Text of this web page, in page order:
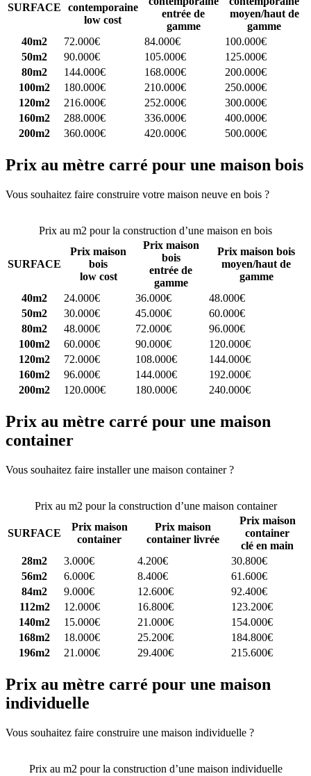
SURFACE
contemporaine
low cost
entrée de
gamme
moyen/haut de
gamme
40m2
72.000€ 84.000€
100.000€
50m2
90.000€ 105.000€
125.000€
80m2
144.000€ 168.000€
200.000€
100m2
180.000€ 210.000€
250.000€
120m2
216.000€ 252.000€
300.000€
160m2
288.000€ 336.000€
400.000€
200m2
360.000€ 420.000€ 500.000€
Prix au mètre carré pour une maison bois
Vous souhaitez faire construire votre maison neuve en bois ?
Prix au m2 pour la construction d’une maison en bois
SURFACE
Prix maison
bois
low cost
Prix maison
bois
entrée de
gamme
Prix maison bois
moyen/haut de
gamme
40m2
24.000€ 36.000€
48.000€
50m2
30.000€ 45.000€
60.000€
80m2
48.000€ 72.000€
96.000€
100m2
60.000€ 90.000€
120.000€
120m2
72.000€ 108.000€
144.000€
160m2
96.000€ 144.000€
192.000€
200m2
120.000€ 180.000€ 240.000€
Prix au mètre carré pour une maison
container
Vous souhaitez faire installer une maison container ?
Prix au m2 pour la construction d’une maison container
SURFACE
Prix maison
container
Prix maison
container livrée
Prix maison
container
clé en main
28m2
3.000€ 4.200€
30.800€
56m2
6.000€ 8.400€
61.600€
84m2
9.000€ 12.600€
92.400€
112m2
12.000€ 16.800€
123.200€
140m2
15.000€ 21.000€
154.000€
168m2
18.000€ 25.200€
184.800€
196m2
21.000€ 29.400€ 215.600€
Prix au mètre carré pour une maison
individuelle
Vous souhaitez faire construire une maison individuelle ?
Prix au m2 pour la construction d’une maison individuelle